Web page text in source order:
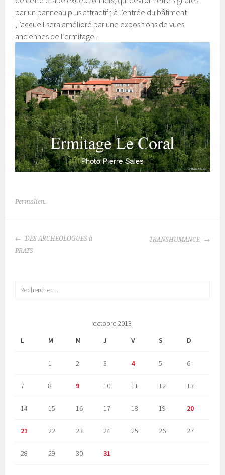
par un panneau plus attractif ; à l’entrée du bâtiment
,l’accueil sera amélioré par une expositions de vues
anciennes de l’ermitage .
Permalien.
NAVIGATION
DES
DES ARCHEOLOGUES à
PRATS
TRANSHUMANCE
Rechercher :
octobre 2013
L
M M J V S D
1 2 3 4 5 6
7 8 9 10 11 12 13
14 15 16 17 18 19 20
21 22 23 24 25 26 27
28 29 30 31